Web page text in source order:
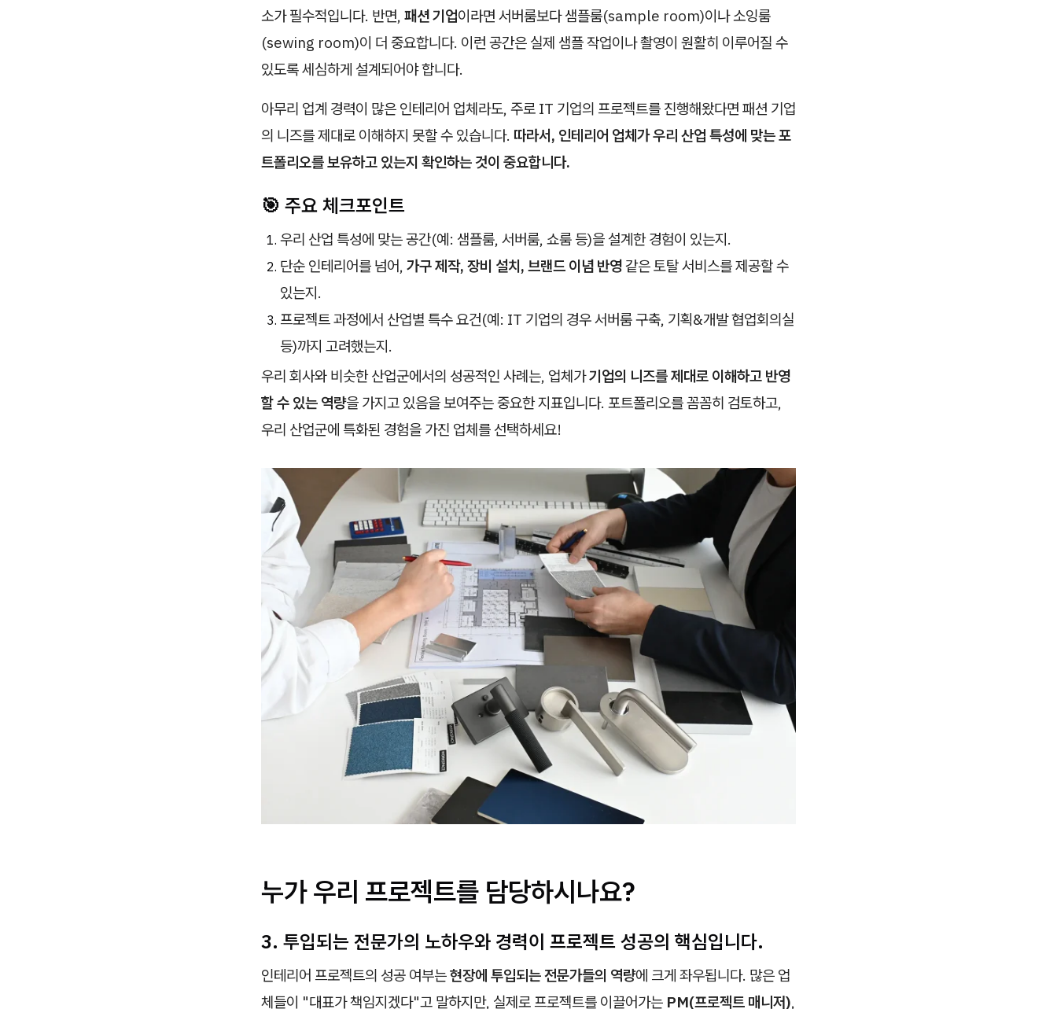
소가 필수적입니다. 반면, 패션 기업이라면 서버룸보다 샘플룸(sample room)이나 소잉룸
(sewing room)이 더 중요합니다. 이런 공간은 실제 샘플 작업이나 촬영이 원활히 이루어질 수
있도록 세심하게 설계되어야 합니다.
아무리 업계 경력이 많은 인테리어 업체라도, 주로 IT 기업의 프로젝트를 진행해왔다면 패션 기업
의 니즈를 제대로 이해하지 못할 수 있습니다. 따라서, 인테리어 업체가 우리 산업 특성에 맞는 포
트폴리오를 보유하고 있는지 확인하는 것이 중요합니다.
🎯 주요 체크포인트
우리 산업 특성에 맞는 공간(예: 샘플룸, 서버룸, 쇼룸 등)을 설계한 경험이 있는지.
단순 인테리어를 넘어, 가구 제작, 장비 설치, 브랜드 이념 반영같은 토탈 서비스를 제공할 수
있는지.
프로젝트 과정에서 산업별 특수 요건(예: IT 기업의 경우 서버룸 구축, 기획&개발 협업회의실
등)까지 고려했는지.
우리 회사와 비슷한 산업군에서의 성공적인 사례는, 업체가기업의 니즈를 제대로 이해하고 반영
할 수 있는 역량을 가지고 있음을 보여주는 중요한 지표입니다. 포트폴리오를 꼼꼼히 검토하고,
우리 산업군에 특화된 경험을 가진 업체를 선택하세요!
누가 우리 프로젝트를 담당하시나요?
3. 투입되는 전문가의 노하우와 경력이 프로젝트 성공의 핵심입니다.
인테리어 프로젝트의 성공 여부는현장에 투입되는 전문가들의 역량에 크게 좌우됩니다. 많은 업
체들이 "대표가 책임지겠다"고 말하지만, 실제로 프로젝트를 이끌어가는 PM(프로젝트 매니저),